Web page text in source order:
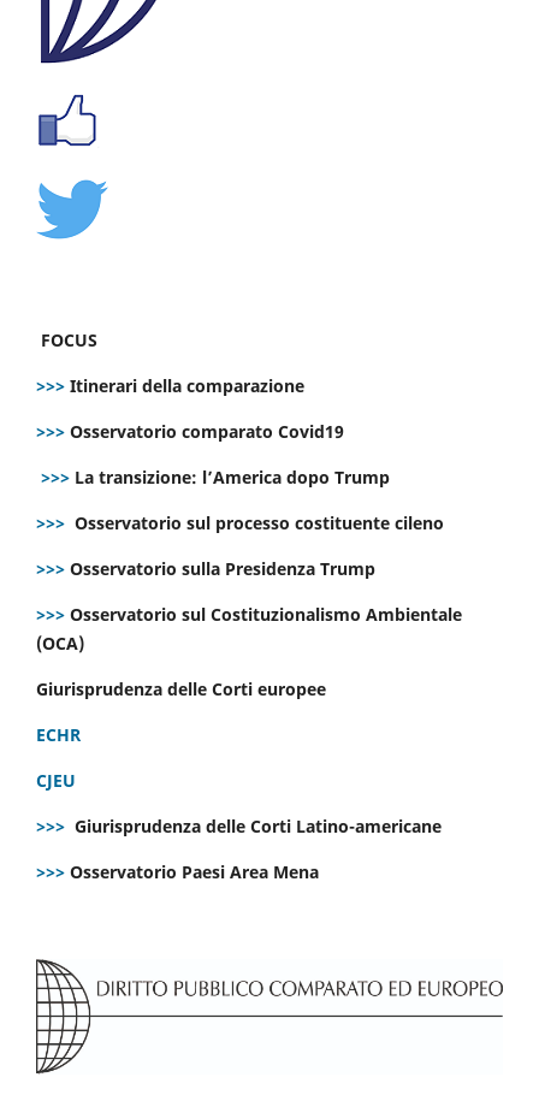
FOCUS
>>> Itinerari della comparazione
>>> Osservatorio comparato Covid19
>>> La transizione: l’America dopo Trump
>>> Osservatorio sul processo costituente cileno
>>> Osservatorio sulla Presidenza Trump
>>> Osservatorio sul Costituzionalismo Ambientale
(OCA)
Giurisprudenza delle Corti europee
ECHR
CJEU
>>> Giurisprudenza delle Corti Latino-americane
>>> Osservatorio Paesi Area Mena